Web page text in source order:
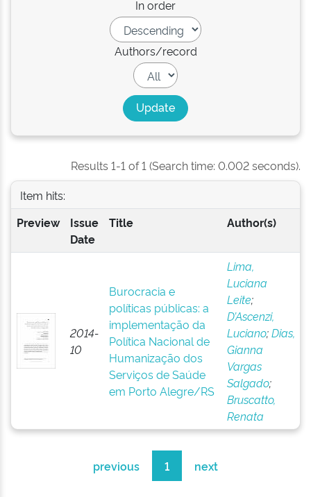
In order
Authors/record
Results 1-1 of 1 (Search time: 0.002 seconds).
Item hits:
Preview
Issue
Date
Title Author(s)
2014-
10
Burocracia e
políticas públicas: a
implementação da
Política Nacional de
Humanização dos
Serviços de Saúde
em Porto Alegre/RS
Lima,
Luciana
Leite;
D’Ascenzi,
Luciano;Dias,
Gianna
Vargas
Salgado;
Bruscatto,
Renata
previous 1 next